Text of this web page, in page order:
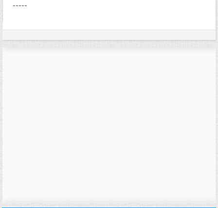
-----